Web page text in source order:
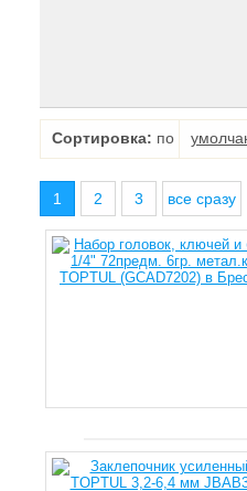
Сортировка: по
1 2 3 все сразу